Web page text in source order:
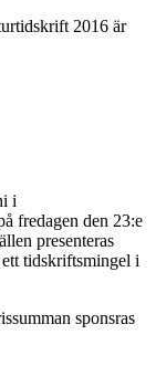
2016 är
i
fredagen den 23:e
presenteras
tidskriftsmingel i
sponsras